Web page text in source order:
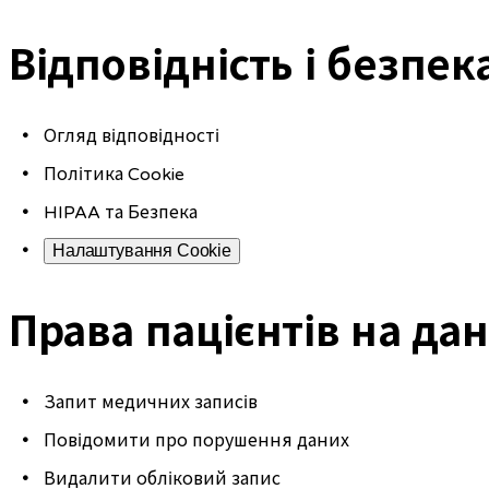
Відповідність і
Огляд відповідності
Політика Cookie
HIPAA та Безпека
Налаштування Cookie
Права пацієнтів на
Запит медичних записів
Повідомити про порушення даних
Видалити обліковий запис